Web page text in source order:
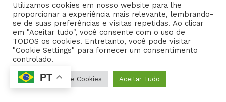
Utilizamos cookies em nosso website para lhe
proporcionar a experiência mais relevante, lembrando-
se de suas preferências e visitas repetidas. Ao clicar
em "Aceitar tudo", você consente com o uso de
TODOS os cookies. Entretanto, você pode visitar
"Cookie Settings" para fornecer um consentimento
controlado.
Configurações de Cookies Aceitar Tudo
PT